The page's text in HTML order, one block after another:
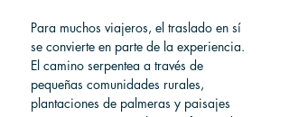
Para muchos viajeros, el traslado en sí
se convierte en parte de la experiencia.
El camino serpentea a través de
pequeñas comunidades rurales,
plantaciones de palmeras y paisajes